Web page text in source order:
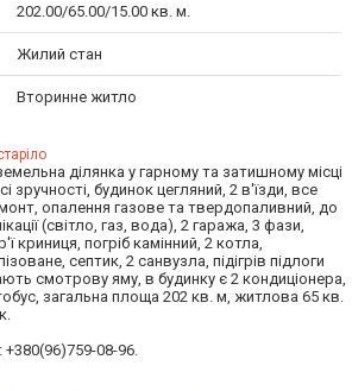
202.00/65.00/15.00 кв. м.
Жилий стан
Вторинне житло
ділянка у гарному та затишному місці
зручності, будинок цегляний, 2 в'їзди, все
опалення газове та твердопаливний, до
(світло, газ, вода), 2 гаража, 3 фази,
криниця, погріб камінний, 2 котла,
септик, 2 санвузла, підігрів підлоги
смотрову яму, в будинку є 2 кондиціонера,
загальна площа 202 кв. м, житлова 65 кв.
08-96.